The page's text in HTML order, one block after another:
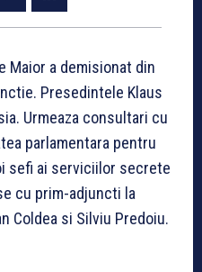
Maior a demisionat din
Presedintele Klaus
Urmeaza consultari cu
parlamentara pentru
sefi ai serviciilor secrete
cu prim-adjuncti la
Coldea si Silviu Predoiu.